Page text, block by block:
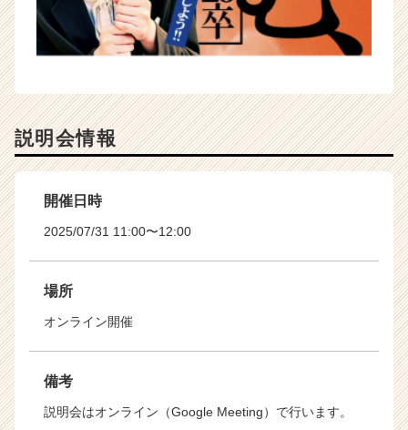
説明会情報
開催日時
2025/07/31 11:00〜12:00
場所
オンライン開催
備考
説明会はオンライン（Google Meeting）で行います。